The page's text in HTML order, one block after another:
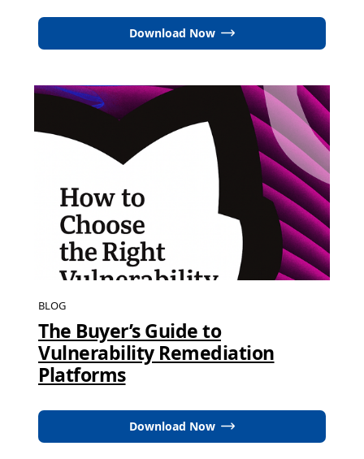
Download Now
BLOG
The Buyer’s Guide to
Vulnerability Remediation
Platforms
Download Now